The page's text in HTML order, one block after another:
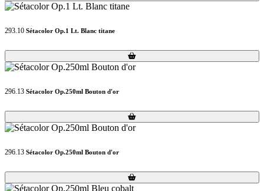
293.10 Sétacolor Op.1 Lt. Blanc titane
Loading...
Loading...
296.13 Sétacolor Op.250ml Bouton d'or
Loading...
Loading...
296.13 Sétacolor Op.250ml Bouton d'or
Loading...
Loading...